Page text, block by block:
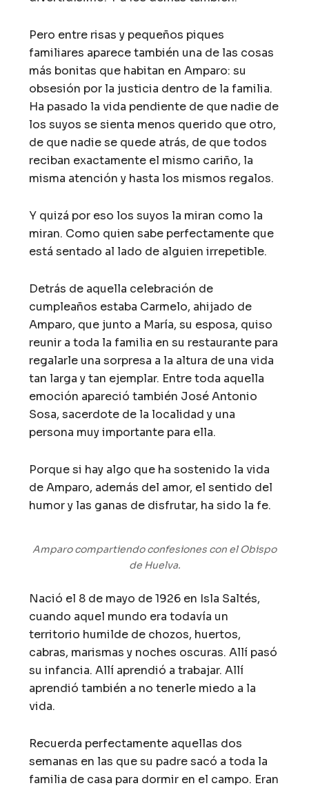
Pero entre risas y pequeños piques
familiares aparece también una de las cosas
más bonitas que habitan en Amparo: su
obsesión por la justicia dentro de la familia.
Ha pasado la vida pendiente de que nadie de
los suyos se sienta menos querido que otro,
de que nadie se quede atrás, de que todos
reciban exactamente el mismo cariño, la
misma atención y hasta los mismos regalos.
Y quizá por eso los suyos la miran como la
miran. Como quien sabe perfectamente que
está sentado al lado de alguien irrepetible.
Detrás de aquella celebración de
cumpleaños estaba Carmelo, ahijado de
Amparo, que junto a María, su esposa, quiso
reunir a toda la familia en su restaurante para
regalarle una sorpresa a la altura de una vida
tan larga y tan ejemplar. Entre toda aquella
emoción apareció también José Antonio
Sosa, sacerdote de la localidad y una
persona muy importante para ella.
Porque si hay algo que ha sostenido la vida
de Amparo, además del amor, el sentido del
humor y las ganas de disfrutar, ha sido la fe.
Amparo compartiendo confesiones con el Obispo
de Huelva.
Nació el 8 de mayo de 1926 en Isla Saltés,
cuando aquel mundo era todavía un
territorio humilde de chozos, huertos,
cabras, marismas y noches oscuras. Allí pasó
su infancia. Allí aprendió a trabajar. Allí
aprendió también a no tenerle miedo a la
vida.
Recuerda perfectamente aquellas dos
semanas en las que su padre sacó a toda la
familia de casa para dormir en el campo. Eran